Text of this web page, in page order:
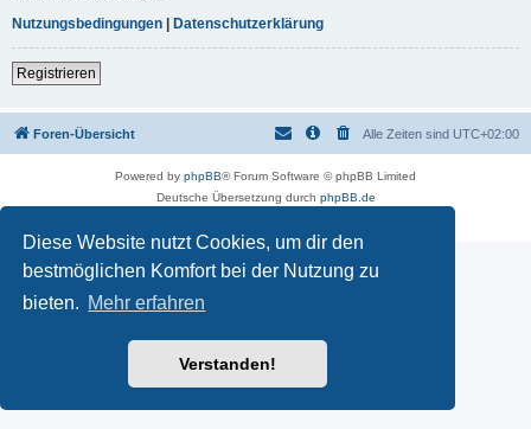
Diese Website nutzt Cookies, um dir den
bestmöglichen Komfort bei der Nutzung zu
bieten. Mehr erfahren
Verstanden!
Nutzungsbedingungen | Datenschutzerklärung
Registrieren
Foren-Übersicht Alle Zeiten sind UTC+02:00
Powered by phpBB® Forum Software © phpBB Limited
Deutsche Übersetzung durch phpBB.de